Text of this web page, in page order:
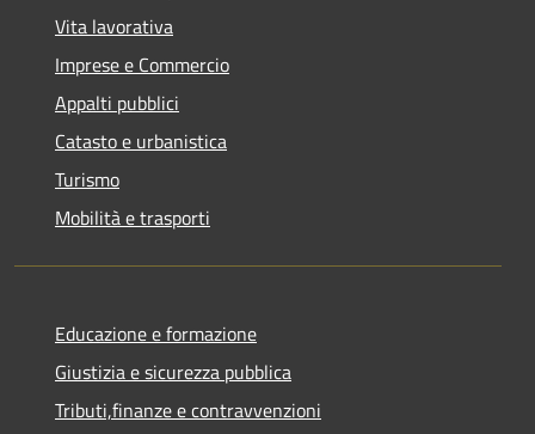
Vita lavorativa
Imprese e Commercio
Appalti pubblici
Catasto e urbanistica
Turismo
Mobilità e trasporti
Educazione e formazione
Giustizia e sicurezza pubblica
Tributi,finanze e contravvenzioni